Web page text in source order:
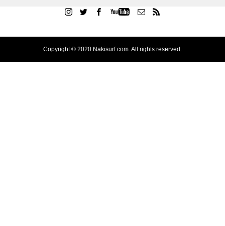
Copyright © 2020 Nakisurf.com. All rights reserved.